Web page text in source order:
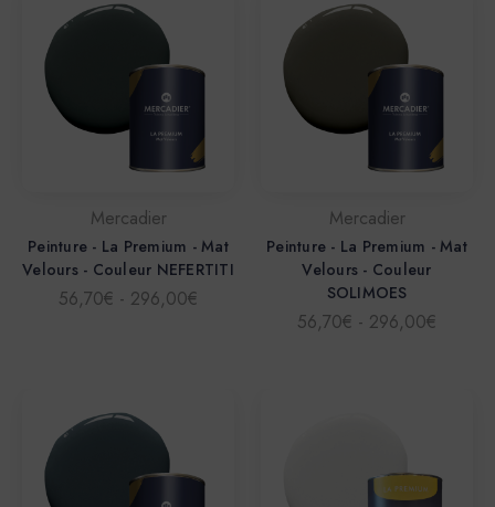
Mercadier
Peinture - La Premium - Mat
Velours - Couleur NEFERTITI
56,70€ - 296,00€
Mercadier
Peinture - La Premium - Mat
Velours - Couleur
SOLIMOES
56,70€ - 296,00€